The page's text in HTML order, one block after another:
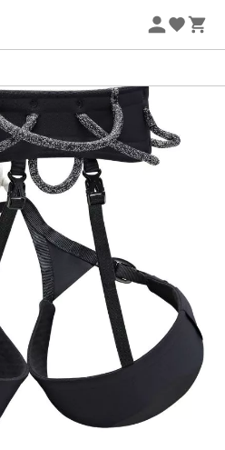
EXTRA a partir de 2 produtos*
as estações,
flexíveis para um conforto
FUSEFRAME e espuma
termoformada para um
longo da vida do arnês,
que evacua a umidade.
e organizar uma
equipamento:
frontais muito grandes e
muito equipamento e
dos mosquetões,
traseiros flexíveis,